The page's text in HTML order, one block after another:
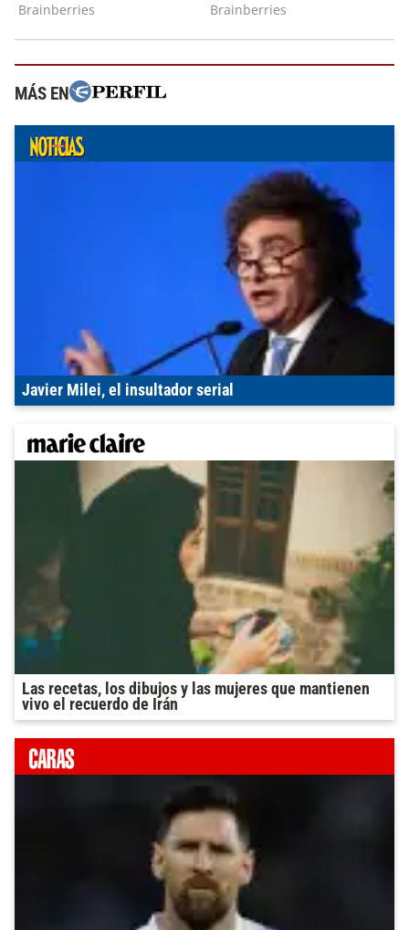
MÁS EN
Javier Milei, el insultador serial
Las recetas, los dibujos y las mujeres que mantienen
vivo el recuerdo de Irán